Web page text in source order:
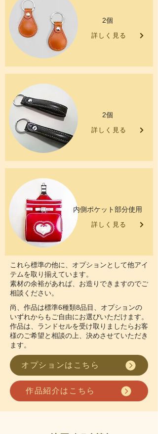
2個
詳しく見る
2個
詳しく見る
内側ポケット部分使用
詳しく見る
これら標準の他に、オプションとして他アイ
テムを取り揃えています。
素材の余裕があれば、お造りできますのでご
相談ください。
尚、作品は標準6種類8品目、オプションの
いずれからもご自由にお選びいただけます。
作品は、ランドセルを受け取りましたらお客
様のご希望と相談の上、決めさせていただき
ます。
オプションはこちら
作品紹介はこちら